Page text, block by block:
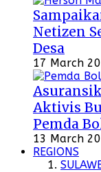
Netizen
Desa
17 March
Aktivis
Pemda
13 March
REGIONS